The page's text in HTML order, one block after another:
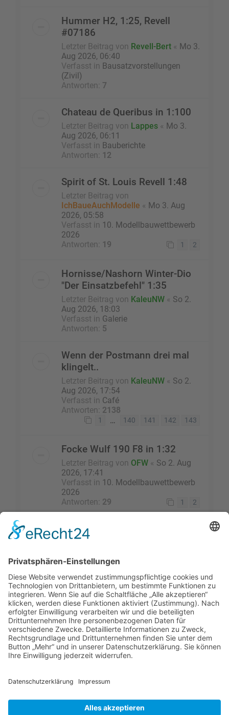
Hummer H2, 1:25, Revell
#07186
Letzter Beitrag von Revell-Bert « Mo 3.
Aug 2026, 06:40
Verfasst in Bausatzvorstellungen
(Zivil)
Antworten: 7
Chateau de Queribus in 1:100
Letzter Beitrag von Lappes « Mo 3.
Aug 2026, 06:11
Verfasst in Bauberichte
Antworten:
12
Spirit of St. Louis Revell 1:48
Letzter Beitrag von
IchBaueAuchModelle « Mo 3. Aug
2026, 05:58
Verfasst in 10. Modellbauwettbewerb
2026
Antworten:
19 1 2
Hornisse/Nashorn Winter-Dio
"Der Einsatzbefehl" 1:35
Letzter Beitrag von KaleuNW « So 2.
Aug 2026, 18:03
Verfasst in Galerie
Antworten: 5
Wenn der Postmann drei mal
klingelt..
Letzter Beitrag von KaleuNW « So 2.
Aug 2026, 17:54
Verfasst in Café
Antworten: 2138
1 … 140 141 142 143
Focke Wulf 190 F8 in 1:32
Letzter Beitrag von OFW « So 2. Aug
2026, 17:41
Verfasst in 10. Modellbauwettbewerb
2026
Antworten: 29 1 2
Die Suche ergab 13 Treffer • Seite
Gehe zu